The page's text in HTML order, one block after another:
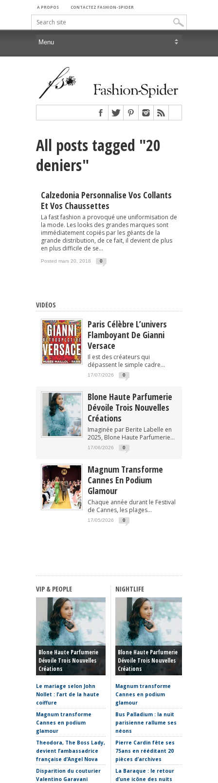
A PROPOS CONTACTEZ FASHION-SPIDER
All posts tagged "20
deniers"
Calzedonia Personnalise Vos Collants
Et Vos Chaussettes
La fast fashion a provoqué une uniformisation de
la mode. Les looks des grandes marques sont
immédiatement copiés par les géants de la
grande distribution, de ce fait, il devient de plus
en plus difficile de se...
Posted mars 20, 2018 0
VIDÉOS
Paris Célèbre L’univers
Flamboyant De Gianni
Versace
Il est des créateurs qui
dépassent le simple cadre...
17/07/2026 0
Blone Haute Parfumerie
Dévoile Trois Nouvelles
Créations
Imaginée par Berite Labelle en
2025, Blone Haute Parfumerie...
17/06/2026 0
Magnum Transforme
Cannes En Podium
Glamour
Chaque année durant le Festival
de Cannes, les plages...
17/05/2026 0
VIP & PEOPLE
Blone Haute Parfumerie
Dévoile Trois Nouvelles
Créations
Le mariage selon John
Nollet : l’art de la haute
coiffure
Magnum transforme
Cannes en podium
glamour
Theodora, The Boss Lady,
devient l’ambassadrice
française d’Angel Nova
Disparition du couturier
Valentino Garavani
NIGHTLIFE
Blone Haute Parfumerie
Dévoile Trois Nouvelles
Créations
Magnum transforme
Cannes en podium
glamour
Bus Palladium : la nuit
parisienne rallume ses
néons
Pierre Cardin fête ses
75ans en rééditant 20
pièces d’archives
La Baraque : le retour
d’une icône des nuits